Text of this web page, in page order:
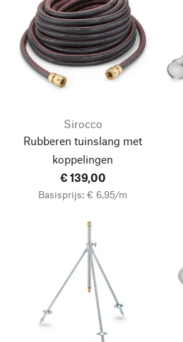
Sirocco
Rubberen tuinslang met
koppelingen
€ 139,00
Basisprijs: € 6,95/m